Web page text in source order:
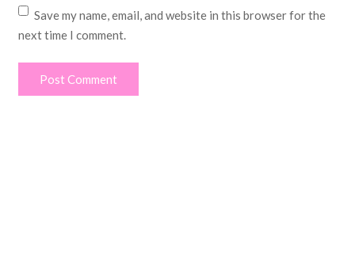
Save my name, email, and website in this browser for the
next time I comment.
Post Comment